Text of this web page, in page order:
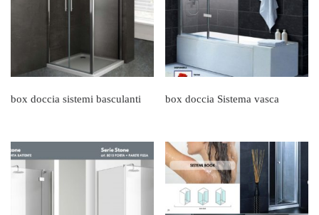
box doccia sistemi basculanti box doccia Sistema vasca